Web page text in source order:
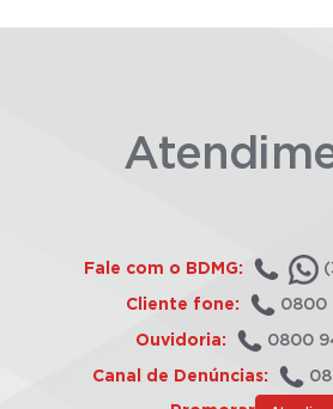
Fale com o BDMG:
Cliente fone: 0800
Ouvidoria: 0800
Canal de Denúncias: